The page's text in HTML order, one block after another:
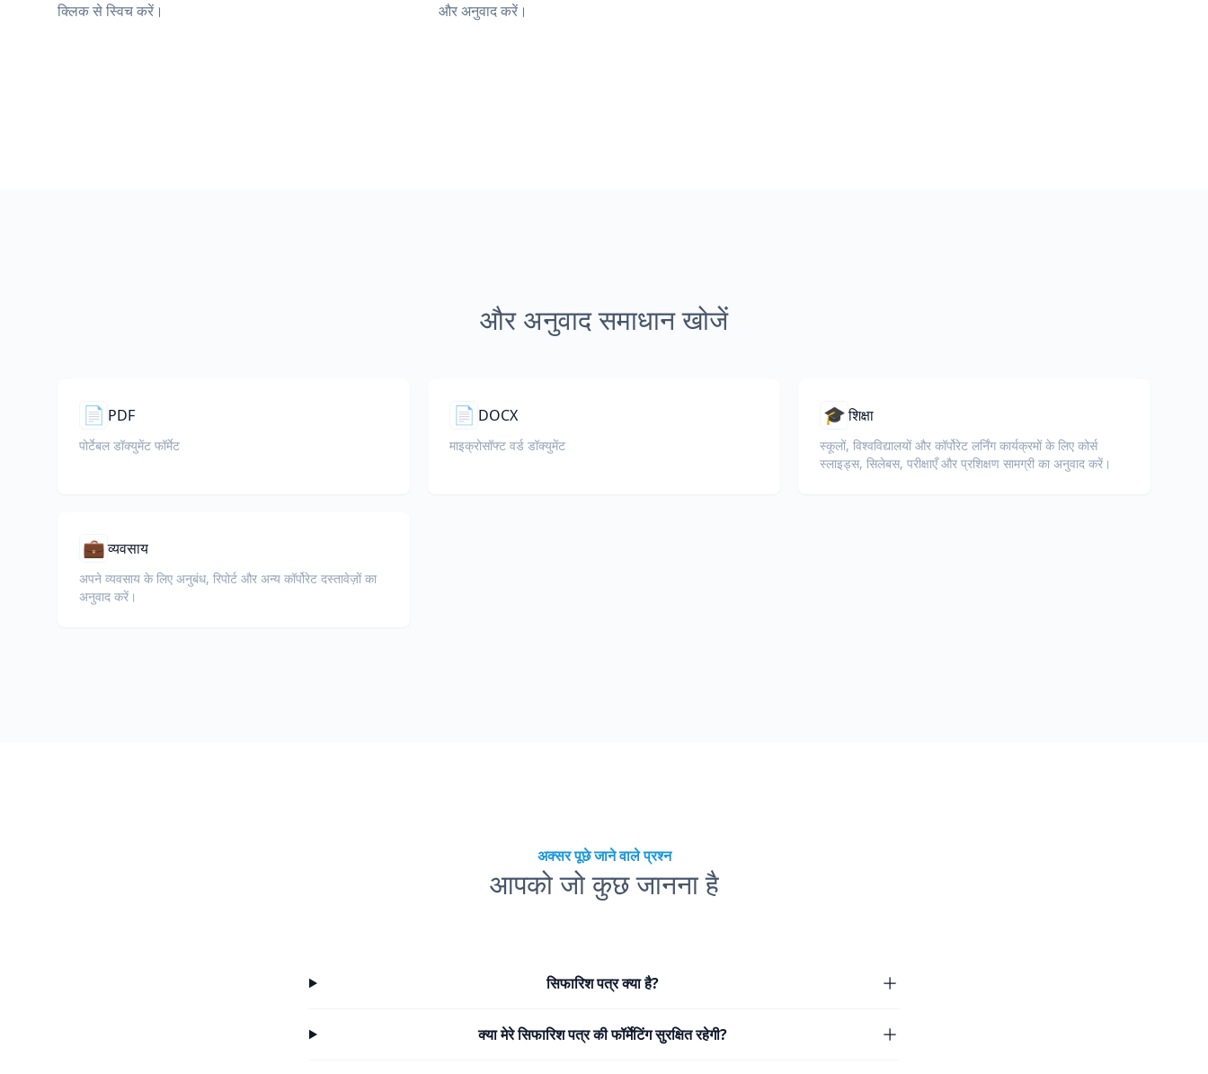
क्लिक से स्विच करें।
और अनुवाद करें।
और अनुवाद समाधान खोजें
📄 PDF
पोर्टेबल डॉक्युमेंट फॉर्मेट
📄 DOCX
माइक्रोसॉफ्ट वर्ड डॉक्युमेंट
🎓शिक्षा
स्कूलों, विश्वविद्यालयों और कॉर्पोरेट लर्निंग कार्यक्रमों के लिए कोर्स
स्लाइड्स, सिलेबस, परीक्षाएँ और प्रशिक्षण सामग्री का अनुवाद करें।
💼व्यवसाय
अपने व्यवसाय के लिए अनुबंध, रिपोर्ट और अन्य कॉर्पोरेट दस्तावेज़ों का
अनुवाद करें।
अक्सर पूछे जाने वाले प्रश्न
आपको जो कुछ जानना है
सिफारिश पत्र क्या है?
क्या मेरे सिफारिश पत्र की फॉर्मेटिंग सुरक्षित रहेगी?